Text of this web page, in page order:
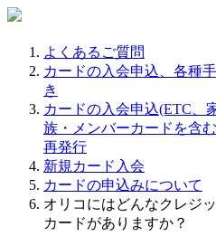
よくあるご質問
カードの入会申込、各種
き
カードの入会申込(ETC、
族・メンバーカードを含む
再発行
新規カード入会
カードの申込みについて
オリコにはどんなクレジ
カードがありますか？